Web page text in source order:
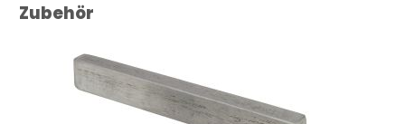
Produktgalerie überspringen
Zubehör